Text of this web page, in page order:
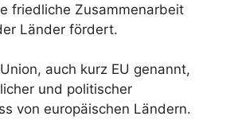
friedliche Zusammenarbeit
Länder fördert.
auch kurz EU genannt,
und politischer
von europäischen Ländern.